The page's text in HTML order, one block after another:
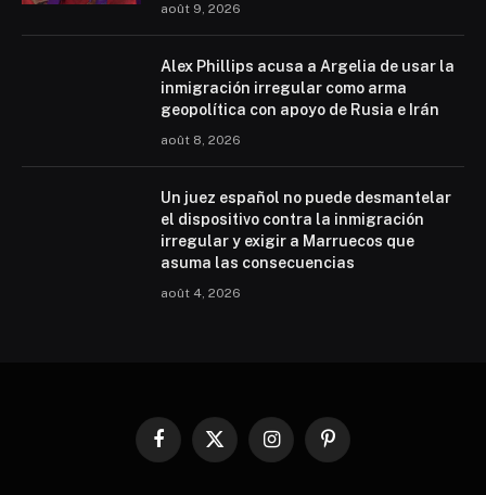
août 9, 2026
Alex Phillips acusa a Argelia de usar la
inmigración irregular como arma
geopolítica con apoyo de Rusia e Irán
août 8, 2026
Un juez español no puede desmantelar
el dispositivo contra la inmigración
irregular y exigir a Marruecos que
asuma las consecuencias
août 4, 2026
Facebook
X
InstagramPinterest